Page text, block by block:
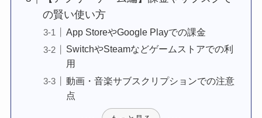
の賢い使い方
App StoreやGoogle Playでの課金
SwitchやSteamなどゲームストアでの利
用
動画・音楽サブスクリプションでの注意
点